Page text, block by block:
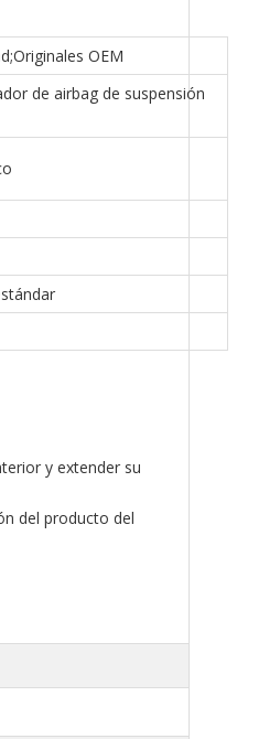
OEM
de airbag de suspensión
y extender su
del producto del